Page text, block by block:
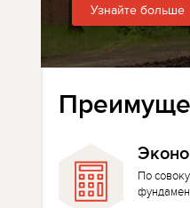
Узнайте больше
По